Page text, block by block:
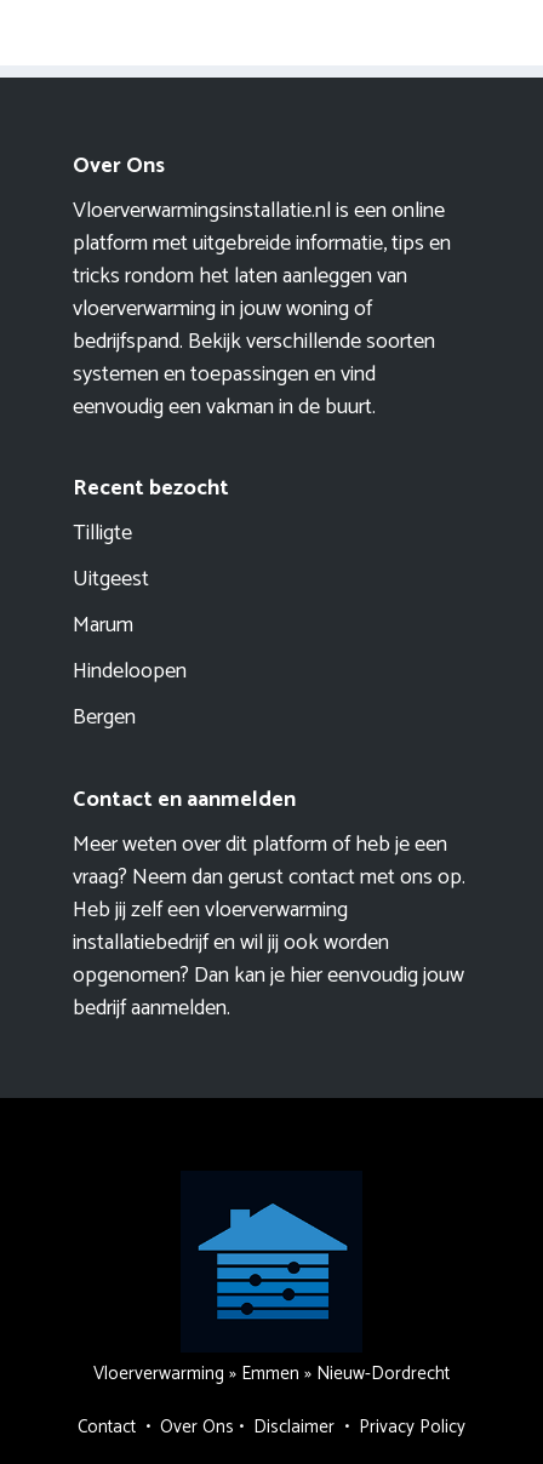
Over Ons
Vloerverwarmingsinstallatie.nl is een online
platform met uitgebreide informatie, tips en
tricks rondom het laten aanleggen van
vloerverwarming in jouw woning of
bedrijfspand. Bekijk verschillende soorten
systemen en toepassingen en vind
eenvoudig een vakman in de buurt.
Recent bezocht
Tilligte
Uitgeest
Marum
Hindeloopen
Bergen
Contact en aanmelden
Meer weten over dit platform of heb je een
vraag? Neem dan gerust contact met ons op.
Heb jij zelf een vloerverwarming
installatiebedrijf en wil jij ook worden
opgenomen? Dan kan je hier eenvoudigjouw
bedrijf aanmelden.
Vloerverwarming » Emmen » Nieuw-Dordrecht
Contact • Over Ons • Disclaimer • Privacy Policy